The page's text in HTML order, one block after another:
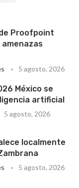
Proofpoint
5 agosto, 2026
México se
artificial
5 agosto, 2026
localmente
5 agosto, 2026